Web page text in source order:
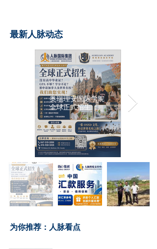
最新人脉动态
奥瑞理安国际学院
全球正式招生
​为你推荐：人脉看点